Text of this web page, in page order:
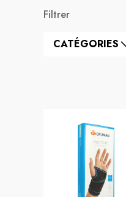
Filtrer
CATÉGORIES